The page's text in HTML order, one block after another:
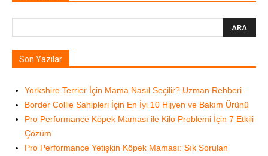
Son Yazılar
Yorkshire Terrier İçin Mama Nasıl Seçilir? Uzman Rehberi
Border Collie Sahipleri İçin En İyi 10 Hijyen ve Bakım Ürünü
Pro Performance Köpek Maması ile Kilo Problemi İçin 7 Etkili
Çözüm
Pro Performance Yetişkin Köpek Maması: Sık Sorulan